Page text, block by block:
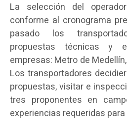
La selección del
conforme al cronograma
pasado los
propuestas técnicas y
empresas: Metro de
Los transportadores
propuestas, visitar e
tres proponentes en
experiencias requeridas